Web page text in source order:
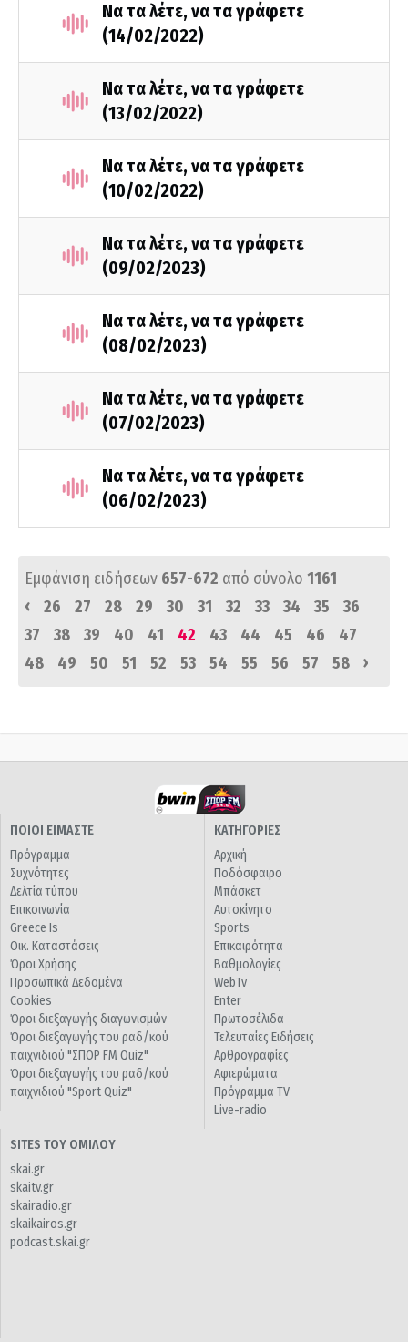
Να τα λέτε, να τα γράφετε
(14/02/2022)
Να τα λέτε, να τα γράφετε
(13/02/2022)
Να τα λέτε, να τα γράφετε
(10/02/2022)
Να τα λέτε, να τα γράφετε
(09/02/2023)
Να τα λέτε, να τα γράφετε
(08/02/2023)
Να τα λέτε, να τα γράφετε
(07/02/2023)
Να τα λέτε, να τα γράφετε
(06/02/2023)
Εμφάνιση ειδήσεων 657-672 από σύνολο 1161
‹
26 27 28 29 30 31 32 33 34 35
36
37
38 39 40 41 42 43 44 45 46
47
48
49 50 51 52 53 54 55 56 57 58 ›
ΠΟΙΟΙ ΕΙΜΑΣΤΕ
Πρόγραμμα
Συχνότητες
Δελτία τύπου
Επικοινωνία
Greece Is
Οικ. Καταστάσεις
Όροι Χρήσης
Προσωπικά Δεδομένα
Cookies
Όροι διεξαγωγής διαγωνισμών
Όροι διεξαγωγής του ραδ/κού
παιχνιδιού "ΣΠΟΡ FM Quiz"
Όροι διεξαγωγής του ραδ/κού
παιχνιδιού "Sport Quiz"
ΚΑΤΗΓΟΡΙΕΣ
Αρχική
Ποδόσφαιρο
Μπάσκετ
Αυτοκίνητο
Sports
Επικαιρότητα
Βαθμολογίες
WebTv
Enter
Πρωτοσέλιδα
Τελευταίες Ειδήσεις
Αρθρογραφίες
Αφιερώματα
Πρόγραμμα TV
Live-radio
SITES ΤΟΥ ΟΜΙΛΟΥ
skai.gr
skaitv.gr
skairadio.gr
skaikairos.gr
podcast.skai.gr